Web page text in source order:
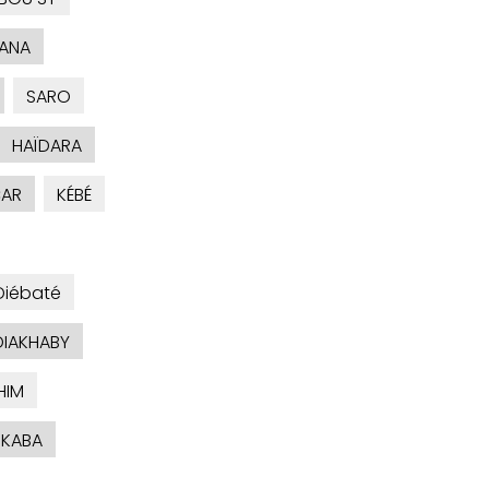
SARO
HAÏDARA
KÉBÉ